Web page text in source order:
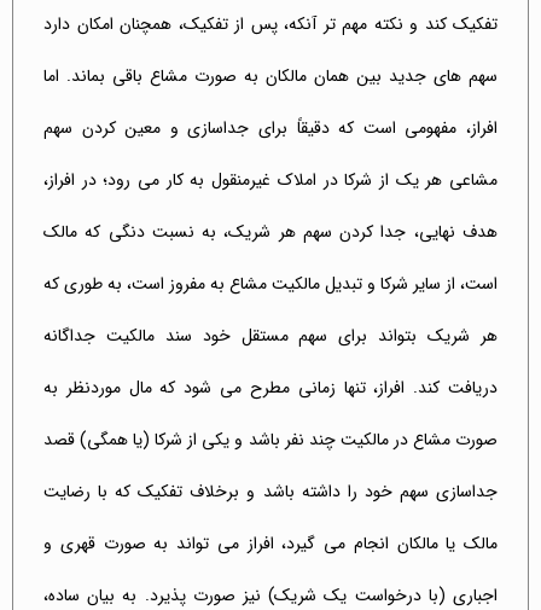
تفکیک کند و نکته مهم تر آنکه، پس از تفکیک، همچنان امکان دارد
سهم های جدید بین همان مالکان به صورت مشاع باقی بماند. اما
افراز، مفهومی است که دقیقاً برای جداسازی و معین کردن سهم
مشاعی هر یک از شرکا در املاک غیرمنقول به کار می رود؛ در افراز،
هدف نهایی، جدا کردن سهم هر شریک، به نسبت دنگی که مالک
است، از سایر شرکا و تبدیل مالکیت مشاع به مفروز است، به طوری که
هر شریک بتواند برای سهم مستقل خود سند مالکیت جداگانه
دریافت کند. افراز، تنها زمانی مطرح می شود که مال موردنظر به
صورت مشاع در مالکیت چند نفر باشد و یکی از شرکا (یا همگی) قصد
جداسازی سهم خود را داشته باشد و برخلاف تفکیک که با رضایت
مالک یا مالکان انجام می گیرد، افراز می تواند به صورت قهری و
اجباری (با درخواست یک شریک) نیز صورت پذیرد. به بیان ساده،